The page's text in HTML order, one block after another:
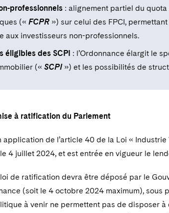
professionnels : alignement partiel du
(« FCPR ») sur celui des FPCI,
aux investisseurs non-professionnels.
éligibles des SCPI : l’Ordonnance élargit le
(« SCPI») et les possibilités de
à ratification du Parlement
application de l’article 40 de la Loi «
4 juillet 2024, et est entrée en vigueur le
de ratification devra être déposé par le
(soit le 4 octobre 2024 maximum),
à venir ne permettent pas de disposer